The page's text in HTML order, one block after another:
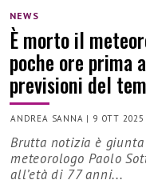
NEWS
È morto il
poche ore prima
previsioni del
ANDREA SANNA | 9 OTT 2025
Brutta notizia è
meteorologo Paolo
all’età di 77 anni...